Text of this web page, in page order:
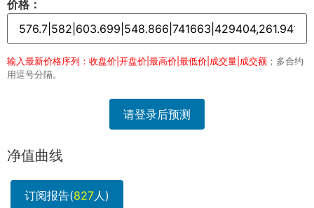
价格：
输入最新价格序列：收盘价|开盘价|最高价|最低价|成交量|成交额 ；多合约
用逗号分隔。
请登录后预测
净值曲线
订阅报告(827人)